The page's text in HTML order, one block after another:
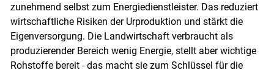
zunehmend selbst zum Energiedienstleister. Das reduziert
wirtschaftliche Risiken der Urproduktion und stärkt die
Eigenversorgung. Die Landwirtschaft verbraucht als
produzierender Bereich wenig Energie, stellt aber wichtige
Rohstoffe bereit - das macht sie zum Schlüssel für die